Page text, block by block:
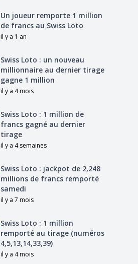
Un joueur remporte 1 million
de francs au Swiss Loto
il y a 1 an
Swiss Loto : un nouveau
millionnaire au dernier tirage
gagne 1 million
il y a 4 mois
Swiss Loto : 1 million de
francs gagné au dernier
tirage
il y a 4 semaines
Swiss Loto : jackpot de 2,248
millions de francs remporté
samedi
il y a 7 mois
Swiss Loto : 1 million
remporté au tirage (numéros
4,5,13,14,33,39)
il y a 4 mois